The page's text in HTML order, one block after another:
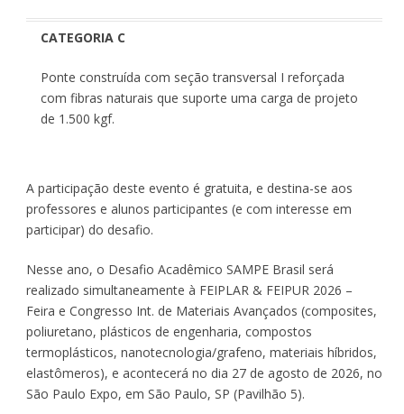
CATEGORIA C
Ponte construída com seção transversal I reforçada
com fibras naturais que suporte uma carga de projeto
de 1.500 kgf.
A participação deste evento é gratuita, e destina-se aos
professores e alunos participantes (e com interesse em
participar) do desafio.
Nesse ano, o Desafio Acadêmico SAMPE Brasil será
realizado simultaneamente à FEIPLAR & FEIPUR 2026 –
Feira e Congresso Int. de Materiais Avançados (composites,
poliuretano, plásticos de engenharia, compostos
termoplásticos, nanotecnologia/grafeno, materiais híbridos,
elastômeros), e acontecerá no dia 27 de agosto de 2026, no
São Paulo Expo, em São Paulo, SP (Pavilhão 5).